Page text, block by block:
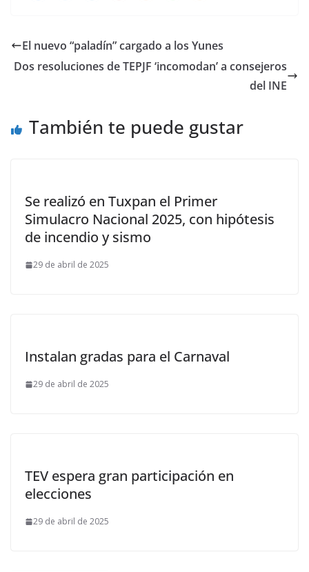
El nuevo “paladín” cargado a los Yunes
Dos resoluciones de TEPJF ‘incomodan’ a consejeros
del INE
También te puede gustar
Se realizó en Tuxpan el Primer
Simulacro Nacional 2025, con hipótesis
de incendio y sismo
29 de abril de 2025
Instalan gradas para el Carnaval
29 de abril de 2025
TEV espera gran participación en
elecciones
29 de abril de 2025